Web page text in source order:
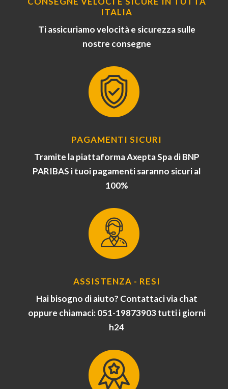
ITALIA
Ti assicuriamo velocità e sicurezza sulle
nostre consegne
PAGAMENTI SICURI
Tramite la piattaforma Axepta Spa di BNP
PARIBAS i tuoi pagamenti saranno sicuri al
100%
ASSISTENZA - RESI
Hai bisogno di aiuto? Contattaci via chat
oppure chiamaci: 051-19873903 tutti i giorni
h24